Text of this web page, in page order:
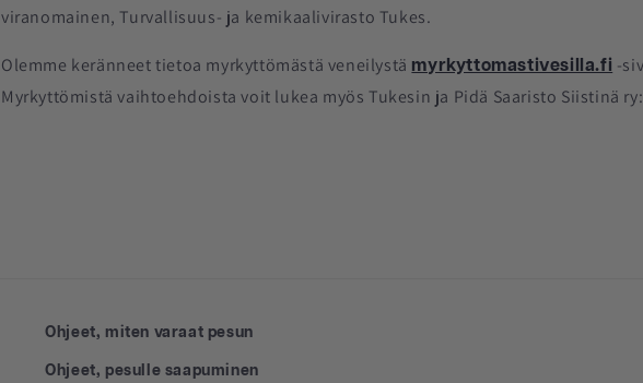
viranomainen, Turvallisuus- ja kemikaalivirasto Tukes.
Olemme keränneet tietoa myrkyttömästä veneilystä myrkyttomastivesilla.fi -
Myrkyttömistä vaihtoehdoista voit lukea myös Tukesin ja Pidä Saaristo Siistinä
Ohjeet, miten varaat pesun
Ohjeet, pesulle saapuminen